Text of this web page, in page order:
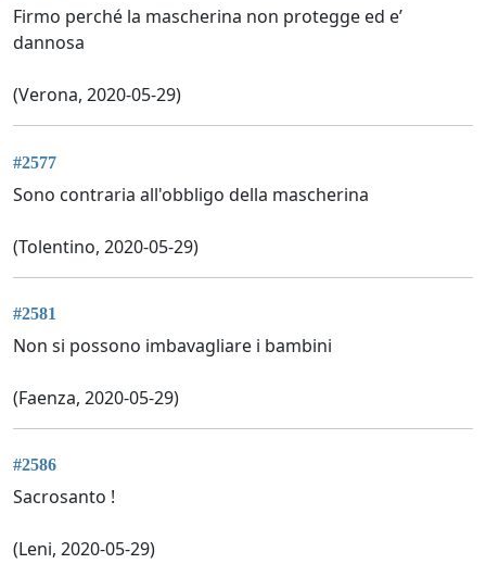
Firmo perché la mascherina non protegge ed e’
dannosa
(Verona, 2020-05-29)
#2577
Sono contraria all'obbligo della mascherina
(Tolentino, 2020-05-29)
#2581
Non si possono imbavagliare i bambini
(Faenza, 2020-05-29)
#2586
Sacrosanto !
(Leni, 2020-05-29)